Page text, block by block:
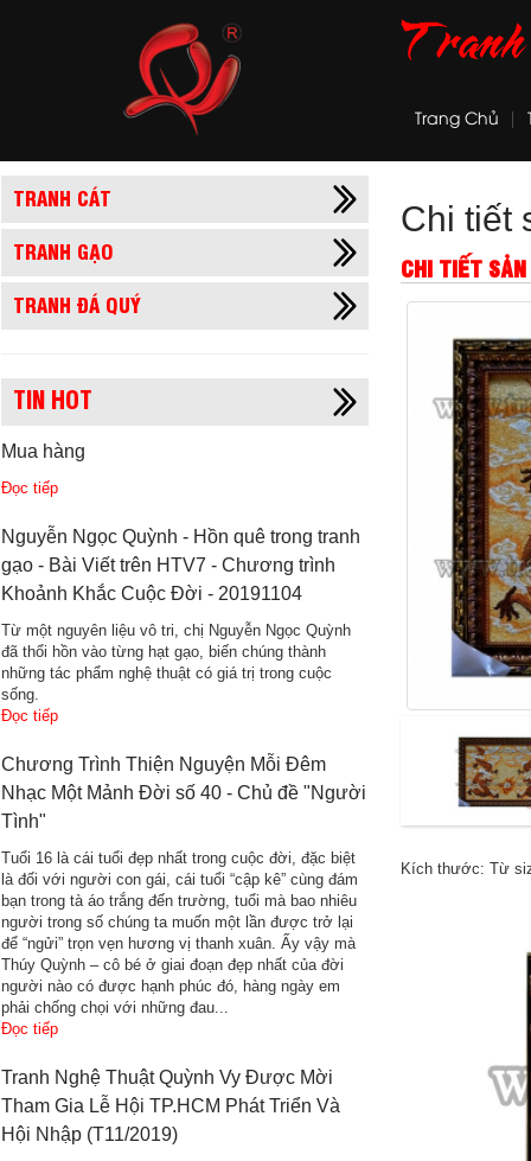
Trang Chủ
TRANH CÁT
TRANH GẠO
TRANH ĐÁ QUÝ
TIN HOT
Mua hàng
Đọc tiếp
Nguyễn Ngọc Quỳnh - Hồn quê trong tranh
gạo - Bài Viết trên HTV7 - Chương trình
Khoảnh Khắc Cuộc Đời - 20191104
Từ một nguyên liệu vô tri, chị Nguyễn Ngọc Quỳnh
đã thổi hồn vào từng hạt gạo, biến chúng thành
những tác phẩm nghệ thuật có giá trị trong cuộc
sống.
Đọc tiếp
Chương Trình Thiện Nguyện Mỗi Đêm
Nhạc Một Mảnh Đời số 40 - Chủ đề "Người
Tình"
Tuổi 16 là cái tuổi đẹp nhất trong cuộc đời, đặc biệt
là đối với người con gái, cái tuổi “cập kê” cùng đám
bạn trong tà áo trắng đến trường, tuổi mà bao nhiêu
người trong số chúng ta muốn một lần được trở lại
để “ngửi” trọn vẹn hương vị thanh xuân. Ấy vậy mà
Thúy Quỳnh – cô bé ở giai đoạn đẹp nhất của đời
người nào có được hạnh phúc đó, hàng ngày em
phải chống chọi với những đau...
Đọc tiếp
Tranh Nghệ Thuật Quỳnh Vy Được Mời
Tham Gia Lễ Hội TP.HCM Phát Triển Và
Hội Nhập (T11/2019)
Chi tiết
CHI TIẾT
Kích thước: Từ